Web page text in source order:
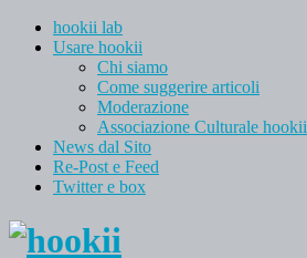
hookii lab
Usare hookii
Chi siamo
Come suggerire articoli
Moderazione
Associazione Culturale hookii
News dal Sito
Re-Post e Feed
Twitter e box